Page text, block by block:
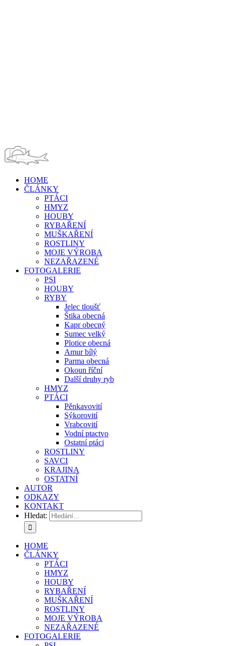
HOME
ČLÁNKY
PTÁCI
HMYZ
HOUBY
RYBAŘENÍ
MUŠKAŘENÍ
ROSTLINY
MOJE VÝROBA
NEZAŘAZENÉ
FOTOGALERIE
PSI
HOUBY
RYBY
Jelec tloušť
Štika obecná
Kapr obecný
Sumec velký
Plotice obecná
Amur bílý
Parma obecná
Okoun říční
Další druhy ryb
HMYZ
PTÁCI
Pěnkavovití
Sýkorovití
Vrabcovití
Vodní ptactvo
Ostatní ptáci
ROSTLINY
SAVCI
KRAJINA
OSTATNÍ
AUTOR
ODKAZY
KONTAKT
Hledat:
HOME
ČLÁNKY
PTÁCI
HMYZ
HOUBY
RYBAŘENÍ
MUŠKAŘENÍ
ROSTLINY
MOJE VÝROBA
NEZAŘAZENÉ
FOTOGALERIE